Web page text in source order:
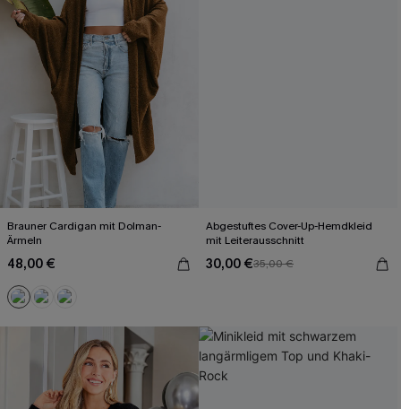
Brauner Cardigan mit Dolman-
Ärmeln
48,00 €
Abgestuftes Cover-Up-Hemdkleid
mit Leiterausschnitt
30,00 €35,00 €